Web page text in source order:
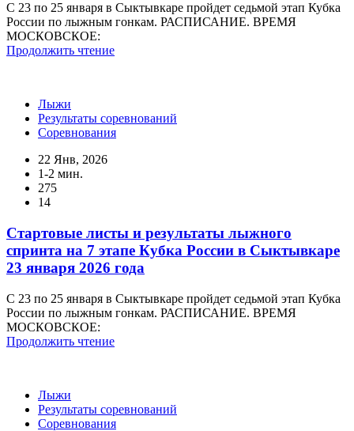
С 23 по 25 января в Сыктывкаре пройдет седьмой этап Кубка
России по лыжным гонкам. РАСПИСАНИЕ. ВРЕМЯ
МОСКОВСКОЕ:
Продолжить чтение
Лыжи
Результаты соревнований
Соревнования
22 Янв, 2026
1-2 мин.
275
14
Стартовые листы и результаты лыжного
спринта на 7 этапе Кубка России в Сыктывкаре
23 января 2026 года
С 23 по 25 января в Сыктывкаре пройдет седьмой этап Кубка
России по лыжным гонкам. РАСПИСАНИЕ. ВРЕМЯ
МОСКОВСКОЕ:
Продолжить чтение
Лыжи
Результаты соревнований
Соревнования